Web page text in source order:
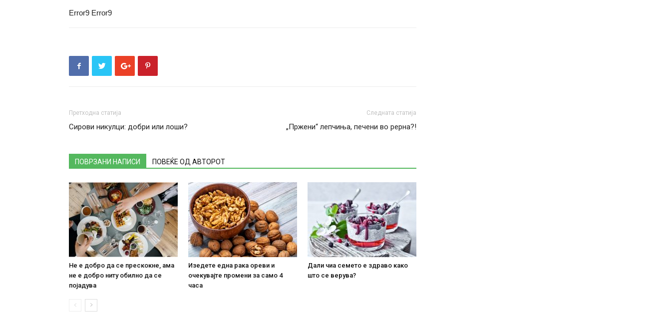
Error9 Error9
Претходна статија
Сирови никулци: добри или лоши?
Следната статија
„Пржени“ лепчиња, печени во рерна?!
ПОВРЗАНИ НАПИСИ ПОВЕЌЕ ОД АВТОРОТ
Не е добро да се прескокне, ама
не е добро ниту обилно да се
појадува
Изедете една рака ореви и
очекувајте промени за само 4
часа
Дали чиа семето е здраво како
што се верува?